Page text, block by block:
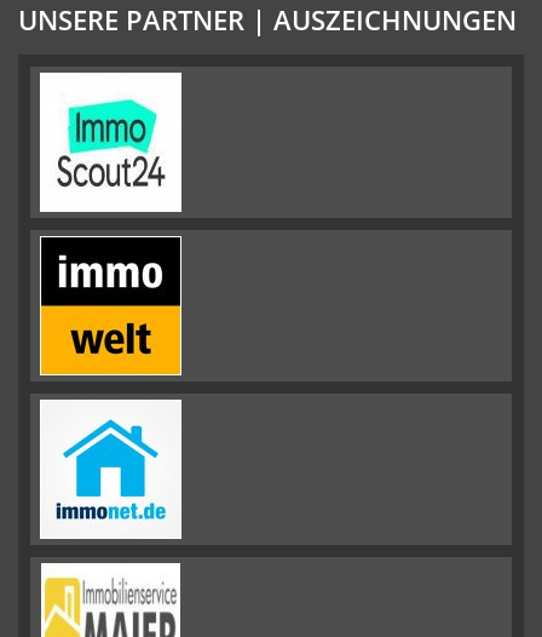
UNSERE PARTNER | AUSZEICHNUNGEN